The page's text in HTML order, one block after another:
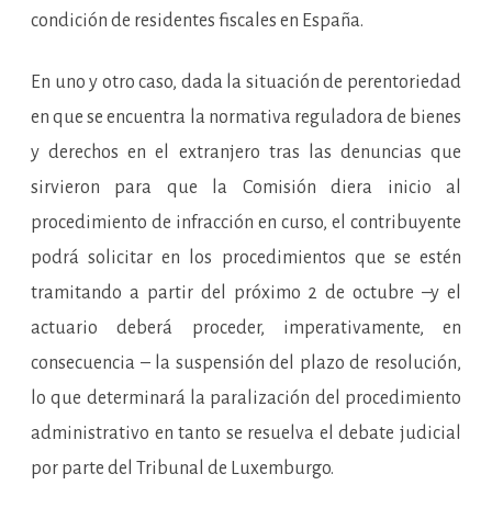
condición de residentes fiscales en España.
En uno y otro caso, dada la situación de perentoriedad
en que se encuentra la normativa reguladora de bienes
y derechos en el extranjero tras las denuncias que
sirvieron para que la Comisión diera inicio al
procedimiento de infracción en curso, el contribuyente
podrá solicitar en los procedimientos que se estén
tramitando a partir del próximo 2 de octubre –y el
actuario deberá proceder, imperativamente, en
consecuencia – la suspensión del plazo de resolución,
lo que determinará la paralización del procedimiento
administrativo en tanto se resuelva el debate judicial
por parte del Tribunal de Luxemburgo.